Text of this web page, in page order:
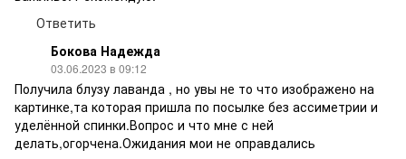
Ответить
Бокова Надежда
03.06.2023 в 09:12
Получила блузу лаванда , но увы не то что изображено на
картинке,та которая пришла по посылке без ассиметрии и
уделённой спинки.Вопрос и что мне с ней
делать,огорчена.Ожидания мои не оправдались